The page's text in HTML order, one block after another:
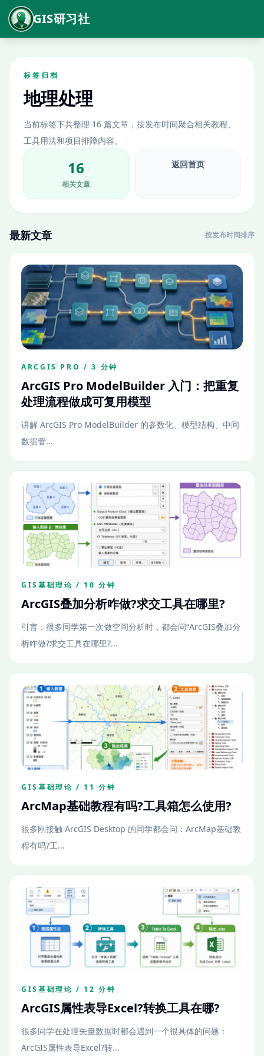
GIS研习社
标签归档
地理处理
当前标签下共整理 16 篇文章，按发布时间聚合相关教程、
工具用法和项目排障内容。
16
相关文章
返回首页
最新文章 按发布时间排序
ARCGIS PRO / 3 分钟
ArcGIS Pro ModelBuilder 入门：把重复
处理流程做成可复用模型
讲解 ArcGIS Pro ModelBuilder 的参数化、模型结构、中间
数据管...
GIS基础理论 / 10 分钟
ArcGIS叠加分析咋做?求交工具在哪里?
引言：很多同学第一次做空间分析时，都会问“ArcGIS叠加分
析咋做?求交工具在哪里?...
GIS基础理论 / 11 分钟
ArcMap基础教程有吗?工具箱怎么使用?
很多刚接触 ArcGIS Desktop 的同学都会问：ArcMap基础教
程有吗?工...
GIS基础理论 / 12 分钟
ArcGIS属性表导Excel?转换工具在哪?
很多同学在处理矢量数据时都会遇到一个很具体的问题：
ArcGIS属性表导Excel?转...